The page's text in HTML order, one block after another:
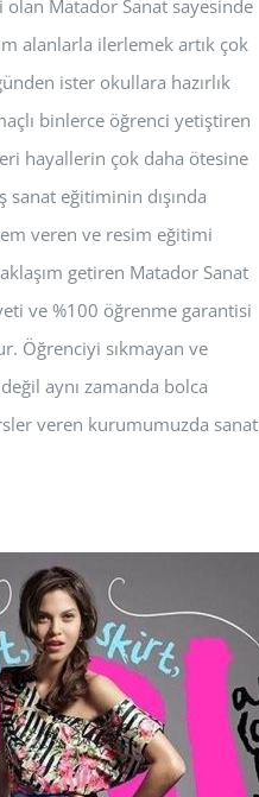
Matador Sanat sayesinde
alanlarla ilerlemek artık çok
ister okullara hazırlık
binlerce öğrenci yetiştiren
hayallerin çok daha ötesine
sanat eğitiminin dışında
veren ve resim eğitimi
getiren Matador Sanat
ve %100 öğrenme garantisi
Öğrenciyi sıkmayan ve
aynı zamanda bolca
veren kurumumuzda sanat